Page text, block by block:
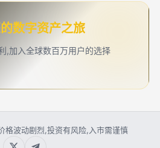
数字资产之旅
,加入全球数百万用户的选择
格波动剧烈,投资有风险,入市需谨慎